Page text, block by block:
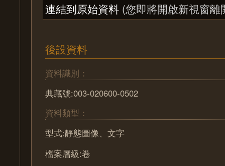
連結到原始資料 (您即將開啟新視窗離
後設資料
資料識別：
典藏號:003-020600-0502
資料類型：
型式:靜態圖像、文字
檔案層級:卷